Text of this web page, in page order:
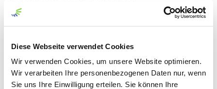
Diese Webseite verwendet Cookies
Wir verwenden Cookies, um unsere Website optimieren.
Wir verarbeiten Ihre personenbezogenen Daten nur, wenn
Sie uns Ihre Einwilligung erteilen. Sie können Ihre